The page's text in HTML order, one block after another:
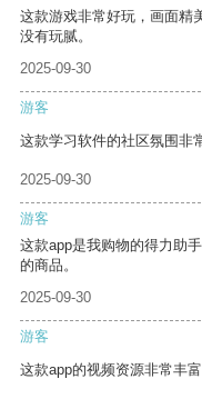
这款游戏非常好玩，画面精
没有玩腻。
2025-09-30
游客
这款学习软件的社区氛围非
2025-09-30
游客
这款app是我购物的得力助
的商品。
2025-09-30
游客
这款app的视频资源非常丰